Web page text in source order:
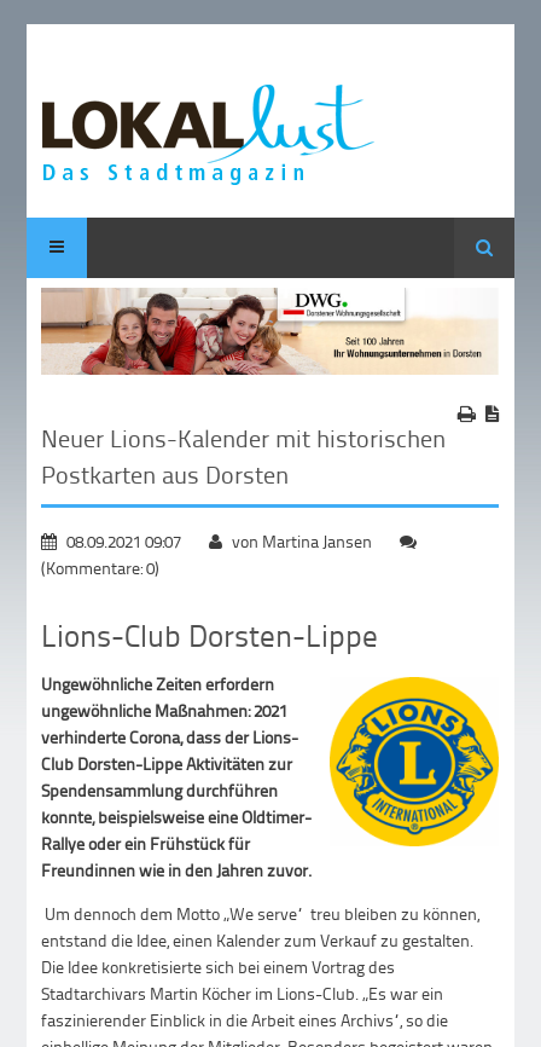
Suche
Neuer Lions-Kalender mit historischen
Postkarten aus Dorsten
08.09.2021 09:07
von Martina Jansen
(Kommentare: 0)
Lions-Club Dorsten-Lippe
Ungewöhnliche Zeiten erfordern
ungewöhnliche Maßnahmen: 2021
verhinderte Corona, dass der Lions-
Club Dorsten-Lippe Aktivitäten zur
Spendensammlung durchführen
konnte, beispielsweise eine Oldtimer-
Rallye oder ein Frühstück für
Freundinnen wie in den Jahren zuvor.
Um dennoch dem Motto „We serve“ treu bleiben zu können,
entstand die Idee, einen Kalender zum Verkauf zu gestalten.
Die Idee konkretisierte sich bei einem Vortrag des
Stadtarchivars Martin Köcher im Lions-Club. „Es war ein
faszinierender Einblick in die Arbeit eines Archivs“, so die